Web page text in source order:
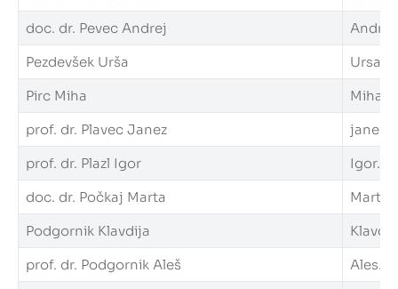
doc. dr. Pevec Andrej
Pezdevšek Urša
Pirc Miha
prof. dr. Plavec Janez
prof. dr. Plazl Igor
doc. dr. Počkaj Marta
Podgornik Klavdija
prof. dr. Podgornik Aleš